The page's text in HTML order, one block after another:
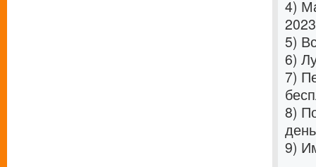
4)
5)
6)
7)
8)
9)